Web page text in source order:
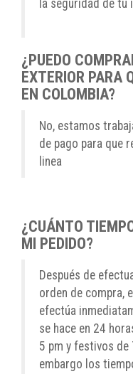
la seguridad de tu
¿PUEDO
EXTERIOR PARA
EN COLOMBIA?
No, estamos
de pago para que
linea
¿CUÁNTO
MI PEDIDO?
Después de
orden de compra,
efectúa
se hace en 24
5 pm y festivos de
embargo los